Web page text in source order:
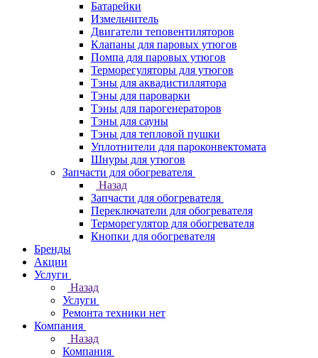
Батарейки
Измельчитель
Двигатели теповентиляторов
Клапаны для паровых утюгов
Помпа для паровых утюгов
Терморегуляторы для утюгов
Тэны для аквадистиллятора
Тэны для пароварки
Тэны для парогенераторов
Тэны для сауны
Тэны для тепловой пушки
Уплотнители для пароконвектомата
Шнуры для утюгов
Запчасти для обогревателя
Назад
Запчасти для обогревателя
Переключатели для обогревателя
Терморегулятор для обогревателя
Кнопки для обогревателя
Бренды
Акции
Услуги
Назад
Услуги
Ремонта техники нет
Компания
Назад
Компания